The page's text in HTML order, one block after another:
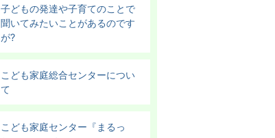
子どもの発達や子育てのことで
聞いてみたいことがあるのです
が?
こども家庭総合センターについ
て
こども家庭センター『まるっ